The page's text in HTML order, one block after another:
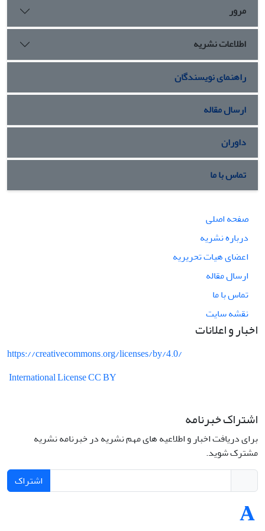
مرور
اطلاعات نشریه
راهنمای نویسندگان
ارسال مقاله
داوران
تماس با ما
صفحه اصلی
درباره نشریه
اعضای هیات تحریریه
ارسال مقاله
تماس با ما
نقشه سایت
اخبار و اعلانات
https://creativecommons.org/licenses/by/4.0/
International License CC BY
اشتراک خبرنامه
برای دریافت اخبار و اطلاعیه های مهم نشریه در خبرنامه نشریه
مشترک شوید.
اشتراک